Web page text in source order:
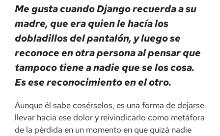
Me gusta cuando Django recuerda a su
madre, que era quien le hacía los
dobladillos del pantalón, y luego se
reconoce en otra persona al pensar que
tampoco tiene a nadie que se los cosa.
Es ese reconocimiento en el otro.
Aunque él sabe cosérselos, es una forma de dejarse
llevar hacia ese dolor y reivindicarlo como metáfora
de la pérdida en un momento en que quizá nadie